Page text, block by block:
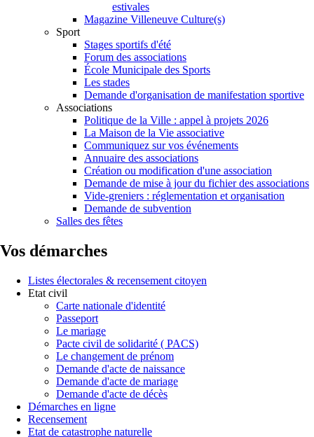
estivales
Magazine Villeneuve Culture(s)
Sport
Stages sportifs d'été
Forum des associations
École Municipale des Sports
Les stades
Demande d'organisation de manifestation sportive
Associations
Politique de la Ville : appel à projets 2026
La Maison de la Vie associative
Communiquez sur vos événements
Annuaire des associations
Création ou modification d'une association
Demande de mise à jour du fichier des associations
Vide-greniers : réglementation et organisation
Demande de subvention
Salles des fêtes
Vos démarches
Listes électorales & recensement citoyen
Etat civil
Carte nationale d'identité
Passeport
Le mariage
Pacte civil de solidarité ( PACS)
Le changement de prénom
Demande d'acte de naissance
Demande d'acte de mariage
Demande d'acte de décès
Démarches en ligne
Recensement
Etat de catastrophe naturelle